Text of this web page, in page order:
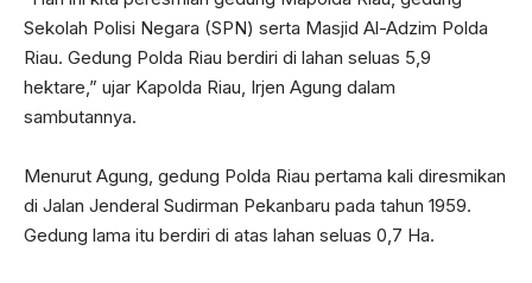
Setelah kedua tersangka dapat ditangkap dan barang bukti
yang disita berupa IV. Barang Bukti 2 (dua) buah kursi bekas
terbakar, Pecahan botol bom molotov dengan sumbunya
Gedung lama itu berdiri di atas lahan seluas 0,7 Ha.